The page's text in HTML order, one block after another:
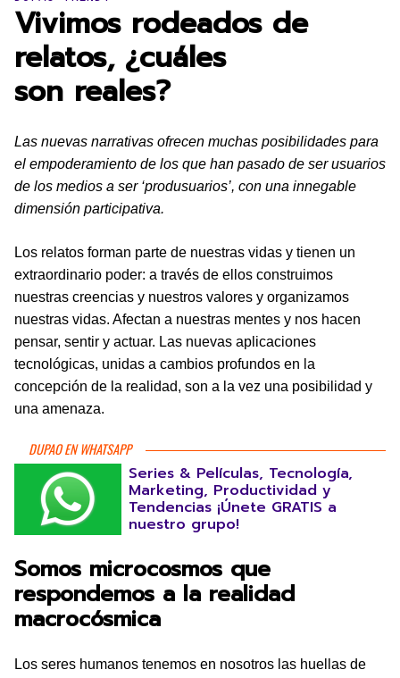
Vivimos rodeados de
relatos, ¿cuáles
son reales?
Las nuevas narrativas ofrecen muchas posibilidades para
el empoderamiento de los que han pasado de ser usuarios
de los medios a ser ‘produsuarios’, con una innegable
dimensión participativa.
Los relatos forman parte de nuestras vidas y tienen un
extraordinario poder: a través de ellos construimos
nuestras creencias y nuestros valores y organizamos
nuestras vidas. Afectan a nuestras mentes y nos hacen
pensar, sentir y actuar. Las nuevas aplicaciones
tecnológicas, unidas a cambios profundos en la
concepción de la realidad, son a la vez una posibilidad y
una amenaza.
DUPAO EN WHATSAPP
Series & Películas, Tecnología,
Marketing, Productividad y
Tendencias ¡Únete GRATIS a
nuestro grupo!
Somos microcosmos que
respondemos a la realidad
macrocósmica
Los seres humanos tenemos en nosotros las huellas de